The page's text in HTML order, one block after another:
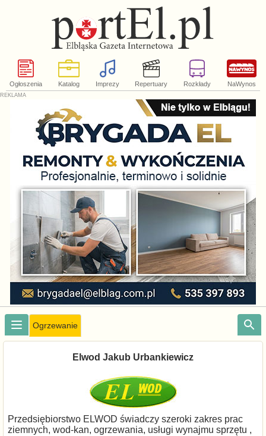
Ogłoszenia Katalog Imprezy Repertuary Rozkłady NaWynos
Ogrzewanie
Elwod Jakub Urbankiewicz
Przedsiębiorstwo ELWOD świadczy szeroki zakres prac
ziemnych, wod-kan, ogrzewania, usługi wynajmu sprzętu ,